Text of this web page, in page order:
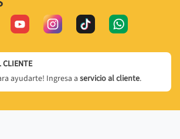
CLIENTE
ayudarte! Ingresa a servicio al cliente.